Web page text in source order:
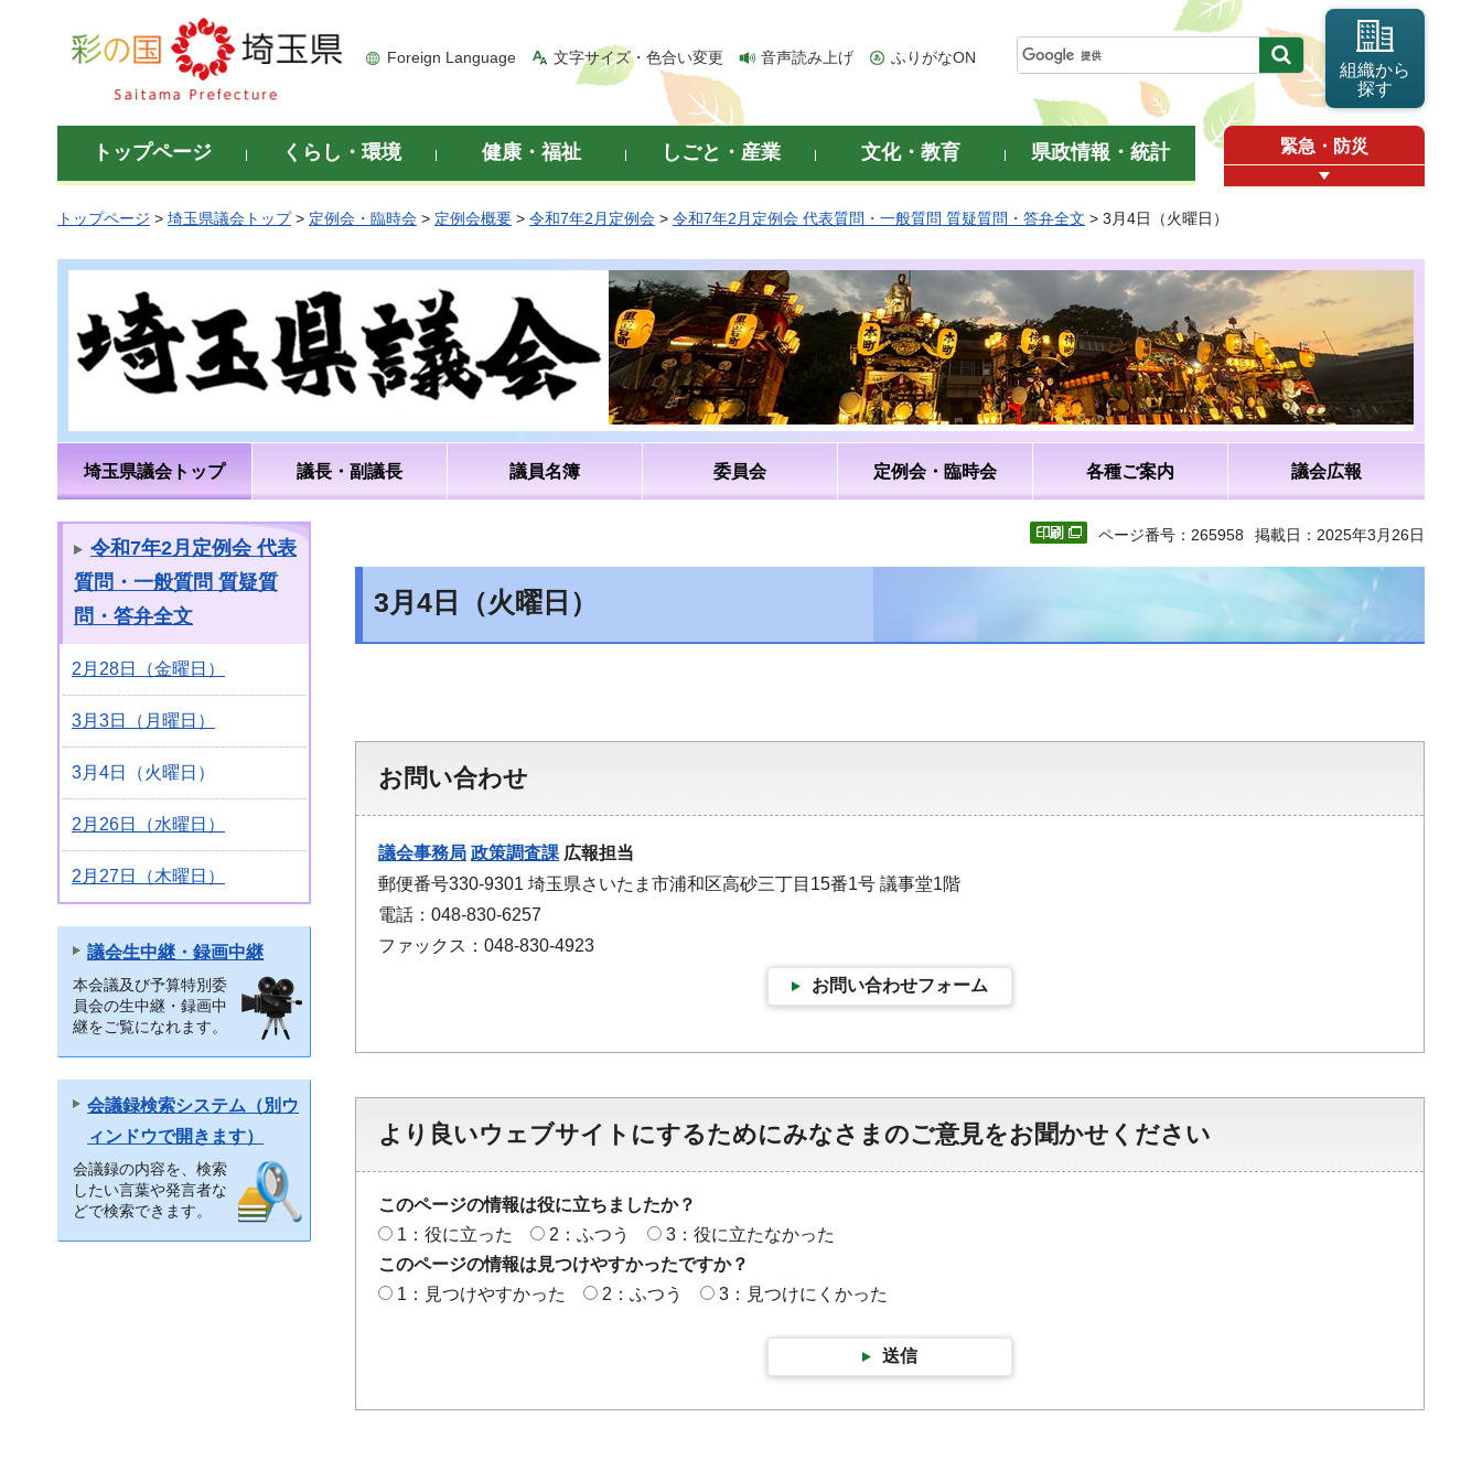
彩の国 埼玉県
Foreign Language 文字サイズ・色合い変更 音声読み上げ ふりがなON
組織から
探す
トップページ くらし・環境 健康・福祉 しごと・産業 文化・教育 県政情報・統計 緊急・防災
トップページ > 埼玉県議会トップ> 定例会・臨時会 > 定例会概要 > 令和7年2月定例会 > 令和7年2月定例会 代表質問・一般質問 質疑質問・答弁全文 > 3月4日（火曜日）
埼玉県議会トップ 議長・副議長 議員名簿 委員会 定例会・臨時会 各種ご案内 議会広報
令和7年2月定例会 代表
質問・一般質問 質疑質
問・答弁全文
2月28日（金曜日）
3月3日（月曜日）
3月4日（火曜日）
2月26日（水曜日）
2月27日（木曜日）
議会生中継・録画中継
本会議及び予算特別委
員会の生中継・録画中
継をご覧になれます。
会議録検索システム（別ウ
ィンドウで開きます）
会議録の内容を、検索
したい言葉や発言者な
どで検索できます。
ページ番号：265958 掲載日：2025年3月26日
3月4日（火曜日）
お問い合わせ
議会事務局 政策調査課 広報担当
郵便番号330-9301 埼玉県さいたま市浦和区高砂三丁目15番1号 議事堂1階
電話：048-830-6257
ファックス：048-830-4923
お問い合わせフォーム
より良いウェブサイトにするためにみなさまのご意見をお聞かせください
このページの情報は役に立ちましたか？
1：役に立った
2：ふつう
3：役に立たなかった
このページの情報は見つけやすかったですか？
1：見つけやすかった
2：ふつう 3：見つけにくかった
送信